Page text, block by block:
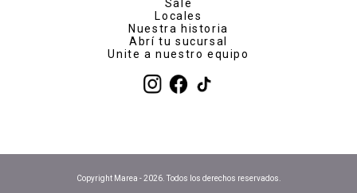
Sale
Locales
Nuestra historia
Abrí tu sucursal
Unite a nuestro equipo
Copyright Marea - 2026. Todos los derechos reservados.